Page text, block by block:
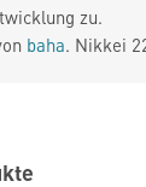
zu.
baha. Nikkei